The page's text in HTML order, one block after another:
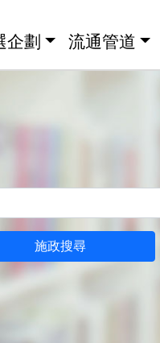
企劃 流通管道
施政搜尋